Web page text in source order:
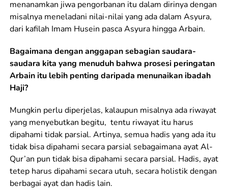
menanamkan jiwa pengorbanan itu dalam dirinya dengan
misalnya meneladani nilai-nilai yang ada dalam Asyura,
dari kafilah Imam Husein pasca Asyura hingga Arbain.
Bagaimana dengan anggapan sebagian saudara-
saudara kita yang menuduh bahwa prosesi peringatan
Arbain itu lebih penting daripada menunaikan ibadah
Haji?
Mungkin perlu diperjelas, kalaupun misalnya ada riwayat
yang menyebutkan begitu, tentu riwayat itu harus
dipahami tidak parsial. Artinya, semua hadis yang ada itu
tidak bisa dipahami secara parsial sebagaimana ayat Al-
Qur’an pun tidak bisa dipahami secara parsial. Hadis, ayat
tetep harus dipahami secara utuh, secara holistik dengan
berbagai ayat dan hadis lain.